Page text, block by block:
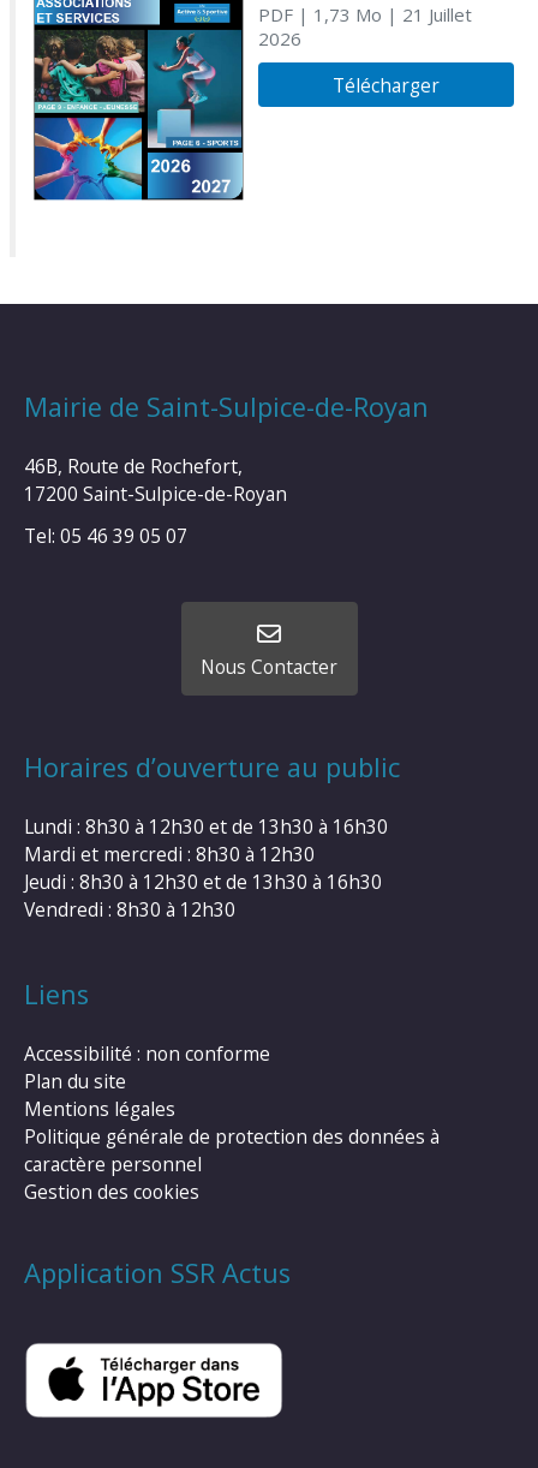
PDF| 1,73 Mo | 21 Juillet
2026
Télécharger
Mairie de Saint-Sulpice-de-Royan
46B, Route de Rochefort,
17200 Saint-Sulpice-de-Royan
Tel: 05 46 39 05 07
Nous Contacter
Horaires d’ouverture au public
Lundi : 8h30 à 12h30 et de 13h30 à 16h30
Mardi et mercredi : 8h30 à 12h30
Jeudi : 8h30 à 12h30 et de 13h30 à 16h30
Vendredi : 8h30 à 12h30
Liens
Accessibilité : non conforme
Plan du site
Mentions légales
Politique générale de protection des données à
caractère personnel
Gestion des cookies
Application SSR Actus